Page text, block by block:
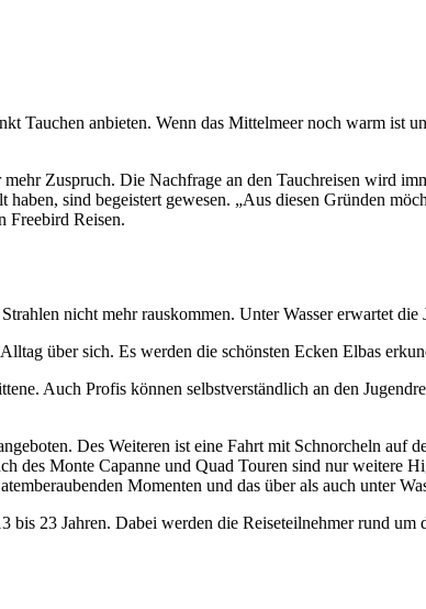
Tauchen anbieten. Wenn das Mittelmeer noch warm ist
Zuspruch. Die Nachfrage an den Tauchreisen wird
sind begeistert gewesen. „Aus diesen Gründen
Freebird Reisen.
Strahlen nicht mehr rauskommen. Unter Wasser erwartet
über sich. Es werden die schönsten Ecken Elbas
Auch Profis können selbstverständlich an den
Des Weiteren ist eine Fahrt mit Schnorcheln auf
des Monte Capanne und Quad Touren sind nur weitere
Momenten und das über als auch unter
bis 23 Jahren. Dabei werden die Reiseteilnehmer rund